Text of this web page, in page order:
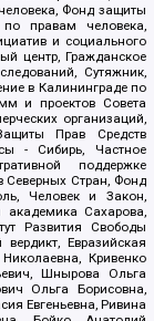
Фонд защиты
по правам человека,
и социального
центр, Гражданское
Сутяжник,
в Калининграде по
и проектов Совета
организаций,
Прав Средств
- Сибирь, Частное
поддержке
Северных Стран, Фонд
Человек и Закон,
Сахарова,
Развития Свободы
Евразийская
Кривенко
Шнырова Ольга
Ольга Борисовна,
Евгеньевна, Ривина